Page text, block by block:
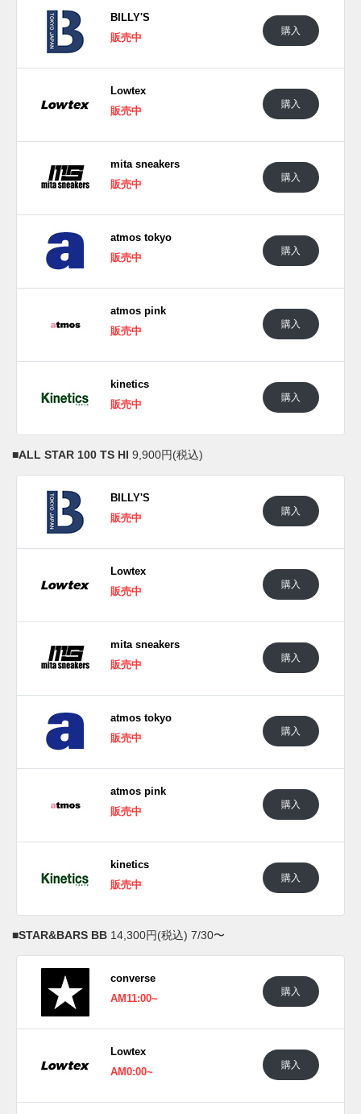
Twitterや
ALL STAR 100 PT OX
■ALL STAR 100 TS HI9,900円(税込)
STAR&BARS BB14,300円(税込)
(pic. CONVERSE)
BILLY'S
販売中
購入
Lowtex
販売中
購入
mita sneakers
販売中
購入
atmos tokyo
販売中
購入
atmos pink
販売中
購入
kinetics
販売中
購入
■ALL STAR 100 TS HI 9,900円(税込)
BILLY'S
販売中
購入
Lowtex
販売中
購入
mita sneakers
販売中
購入
atmos tokyo
販売中
購入
atmos pink
販売中
購入
kinetics
販売中
購入
■STAR&BARS BB 14,300円(税込) 7/30〜
converse
AM11:00~
購入
Lowtex
AM0:00~
購入